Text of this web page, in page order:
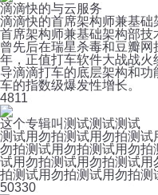
滴滴快的与云服务
滴滴快的首席架构师兼基
首席架构师兼基础架构部技
曾先后在瑞星杀毒和豆瓣
年，正值打车软件大战战
导滴滴打车的底层架构和
车的指数级爆发性增长。
4811
这个专辑叫测试测试测试
测试用勿拍测试用勿拍测试
勿拍测试用勿拍测试用勿拍
试用勿拍测试用勿拍测试
拍测试用勿拍测试用勿拍测
50330